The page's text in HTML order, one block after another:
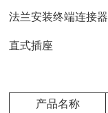
法兰安装终端连接器
直式插座
产品名称